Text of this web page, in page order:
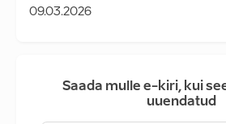
09.03.2026
Saada mulle e-kiri, kui
uuendatud